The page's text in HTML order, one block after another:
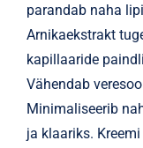
parandab naha
Arnikaekstrakt
kapillaaride
Vähendab
Minimaliseerib
ja klaariks.